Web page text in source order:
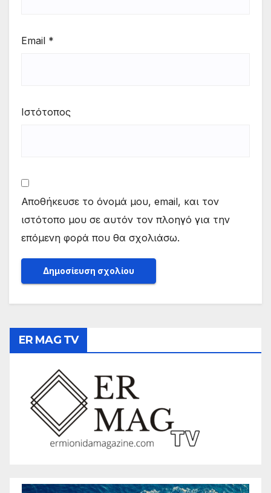
Email *
Ιστότοπος
Αποθήκευσε το όνομά μου, email, και τον
ιστότοπο μου σε αυτόν τον πλοηγό για την
επόμενη φορά που θα σχολιάσω.
ER MAG TV